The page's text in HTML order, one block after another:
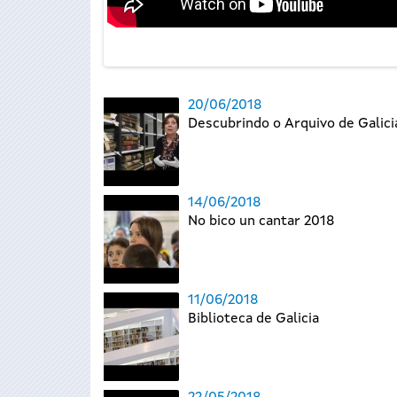
20/06/2018
Descubrindo o Arquivo de
14/06/2018
No bico un cantar 2018
11/06/2018
Biblioteca de Galicia